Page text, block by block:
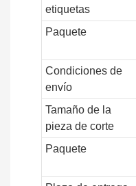
etiquetas
Paquete
Condiciones de
envío
Tamaño de la
pieza de corte
Paquete